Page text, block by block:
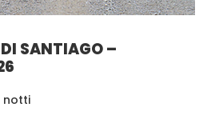
SANTIAGO –
notti